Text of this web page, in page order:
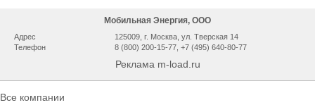
Мобильная Энергия, ООО
Адрес
125009, г. Москва, ул. Тверская 14
Телефон
8 (800) 200-15-77, +7 (495) 640-80-77
Реклама m-load.ru
Все компании